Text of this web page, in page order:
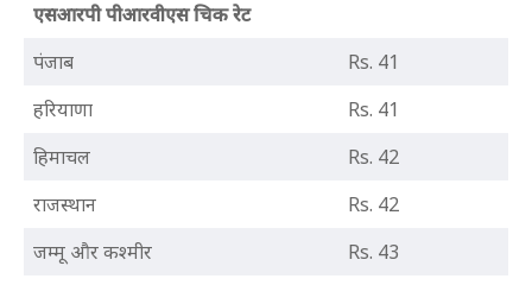
एसआरपी पीआरवीएस चिक रेट
पंजाब
Rs. 41
हरियाणा
Rs. 41
हिमाचल
Rs. 42
राजस्थान
Rs. 42
जम्मू और कश्मीर
Rs. 43